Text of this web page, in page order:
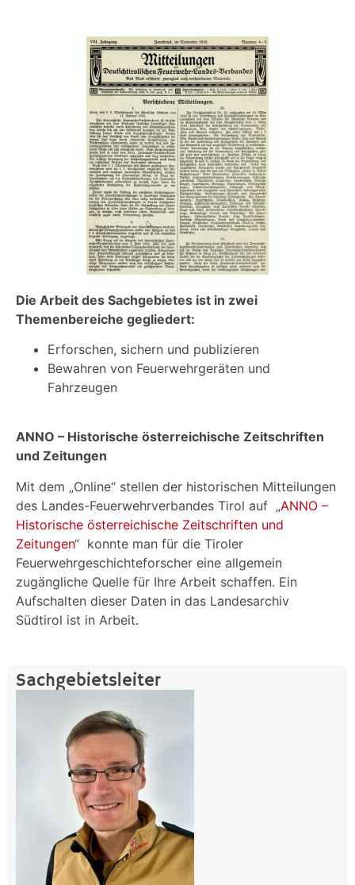
Die Arbeit des Sachgebietes ist in zwei
Themenbereiche gegliedert:
Erforschen, sichern und publizieren
Bewahren von Feuerwehrgeräten und
Fahrzeugen
ANNO – Historische österreichische Zeitschriften
und Zeitungen
Mit dem „Online“ stellen der historischen Mitteilungen
des Landes-Feuerwehrverbandes Tirol auf „ANNO –
Historische österreichische Zeitschriften und
Zeitungen“ konnte man für die Tiroler
Feuerwehrgeschichteforscher eine allgemein
zugängliche Quelle für Ihre Arbeit schaffen. Ein
Aufschalten dieser Daten in das Landesarchiv
Südtirol ist in Arbeit.
Sachgebietsleiter